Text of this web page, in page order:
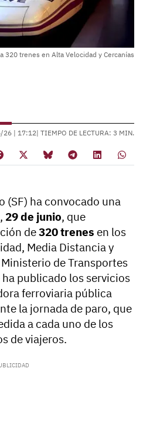
320 trenes en Alta Velocidad y Cercanías
26 | 17:12| TIEMPO DE LECTURA: 3 MIN.
(SF) ha convocado una
29 de junio, que
de320 trenes en los
Media Distancia y
de Transportes
publicado los servicios
ferroviaria pública
la jornada de paro, que
a cada uno de los
de viajeros.